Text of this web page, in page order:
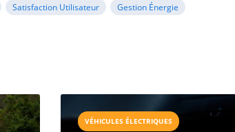
Satisfaction Utilisateur
Gestion Énergie
VÉHICULES ÉLECTRIQUES